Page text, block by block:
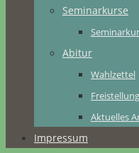
Seminarkurse
Abitur
Wahlzettel
Aktuelles
Impressum